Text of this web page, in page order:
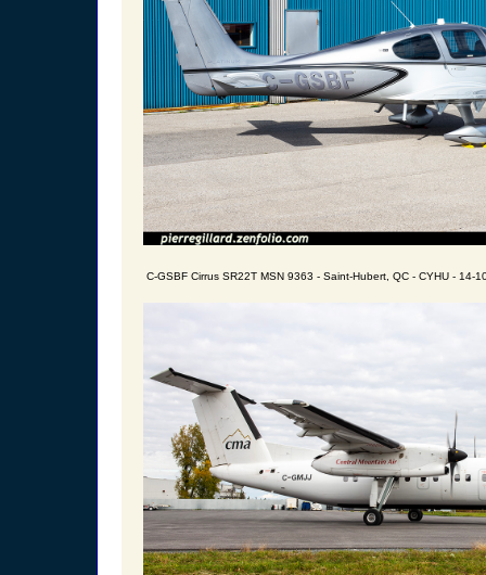
C-GSBF Cirrus SR22T MSN 9363 - Saint-Hubert, QC - CYHU - 14-